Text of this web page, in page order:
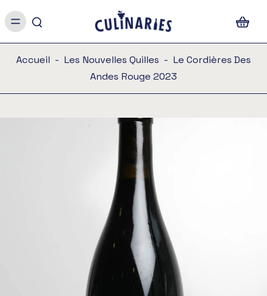
Accueil - Les Nouvelles Quilles - Le Cordières Des
Andes Rouge 2023